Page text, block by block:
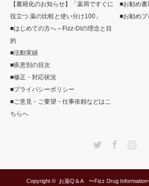
【書籍化のお知らせ】「薬局ですぐに
役立つ 薬の比較と使い分け100」
■はじめての方へ～Fizz-DIの理念と目
的
■活動実績
■疾患別の目次
■修正・対応状況
■プライバシーポリシー
■ご意見・ご要望・仕事依頼などはこ
ちらへ
■お勧め書
■お勧めブ
Instagram
Copyright © お薬Q＆A 〜Fizz Drug Information